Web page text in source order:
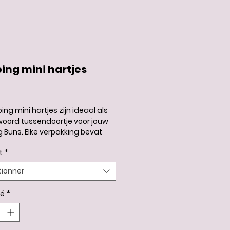
mini hartjes
mini hartjes zijn ideaal als
tussendoortje voor jouw
Buns. Elke verpakking bevat
is elk zakje nét even anders.
verrassing bij iedere
in:
*
*